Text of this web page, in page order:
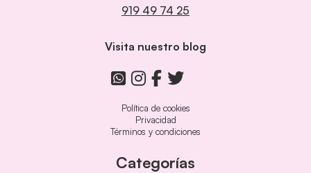
919 49 74 25
Visita nuestro blog
Política de cookies
Privacidad
Términos y condiciones
Categorías